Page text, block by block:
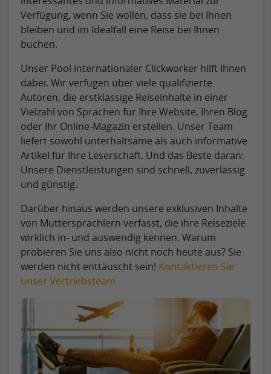
Verfügung, wenn Sie wollen, dass sie bei Ihnen
bleiben und im Idealfall eine Reise bei Ihnen
buchen.
Unser Pool internationaler Clickworker hilft Ihnen
dabei. Wir verfügen über viele qualifizierte
Autoren, die erstklassige Reiseinhalte in einer
Vielzahl von Sprachen für Ihre Website, Ihren Blog
oder Ihr Online-Magazin erstellen. Unser Team
liefert sowohl unterhaltsame als auch informative
Artikel für Ihre Leserschaft. Und das Beste daran:
Unsere Dienstleistungen sind schnell, zuverlässig
und günstig.
Darüber hinaus werden unsere exklusiven Inhalte
von Muttersprachlern verfasst, die ihre Reiseziele
wirklich in- und auswendig kennen. Warum
probieren Sie uns also nicht noch heute aus? Sie
werden nicht enttäuscht sein! Kontaktieren Sie
unser Vertriebsteam